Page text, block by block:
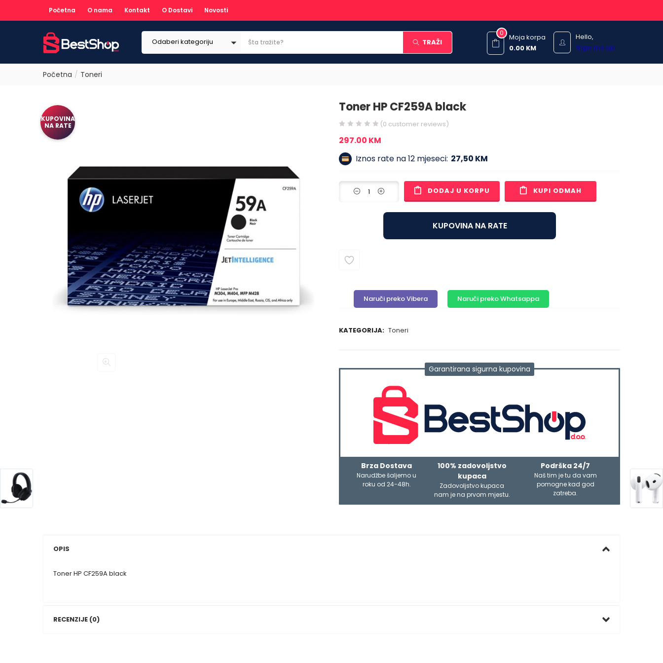
Početna O nama Kontakt O Dostavi Novosti
Odaberi kategoriju TRAŽI
Hello,
Sign me up
0
Moja korpa
0.00 KM
Početna Toneri
KUPOVINA
NA RATE
Toner HP CF259A black
(0 customer reviews)
297.00 KM
Iznos rate na 12 mjeseci: 27,50 KM
DODAJ U KORPU KUPI ODMAH
KUPOVINA NA RATE
Naruči preko Vibera Naruči preko Whatsappa
KATEGORIJA: Toneri
Garantirana sigurna kupovina
Brza Dostava
Narudžbe šaljemo u
roku od 24-48h.
100% zadovoljstvo
kupaca
Zadovoljstvo kupaca
nam je na prvom mjestu.
Podrška 24/7
Naš tim je tu da vam
pomogne kad god
zatreba.
OPIS
Toner HP CF259A black
RECENZIJE (0)